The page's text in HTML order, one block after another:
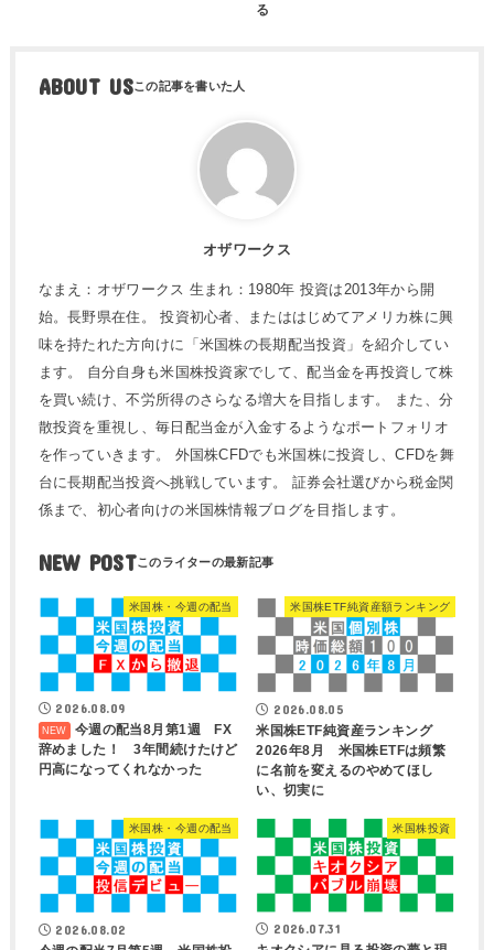
る
ABOUT US
オザワークス
なまえ：オザワークス 生まれ：1980年 投資は2013年から開
始。長野県在住。 投資初心者、またははじめてアメリカ株に興
味を持たれた方向けに「米国株の長期配当投資」を紹介してい
ます。 自分自身も米国株投資家でして、配当金を再投資して株
を買い続け、不労所得のさらなる増大を目指します。 また、分
散投資を重視し、毎日配当金が入金するようなポートフォリオ
を作っていきます。 外国株CFDでも米国株に投資し、CFDを舞
台に長期配当投資へ挑戦しています。 証券会社選びから税金関
係まで、初心者向けの米国株情報ブログを目指します。
NEW POST
米国株・今週の配当
2026.08.09
今週の配当8月第1週 FX
辞めました！ 3年間続けたけど
円高になってくれなかった
米国株ETF純資産額ランキング
2026.08.05
米国株ETF純資産ランキング
2026年8月 米国株ETFは頻繁
に名前を変えるのやめてほし
い、切実に
米国株・今週の配当
2026.08.02
米国株投資
2026.07.31